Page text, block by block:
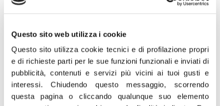
Questo sito web utilizza i cookie
Questo sito utilizza cookie tecnici e di profilazione propri
e di richieste parti per le sue funzioni funzionali e inviati di
pubblicità, contenuti e servizi più vicini ai tuoi gusti e
interessi.Chiudendo questo messaggio, scorrendo
questa pagina o cliccando qualunque suo elemento
purtroppo poche verità. È vero, infatti, che questo
stanziamento non significa sopprimerlo. Chi lo afferma
sociale per suscitare dissenso e speriamo non altro”. Lo
afferma il capogruppo di Fratelli d’Italia in commissione
Giustizia del Senato Giovanni Berrino. Il quale si
domanda: “Come fanno i 5Stelle a sostenere che noi,